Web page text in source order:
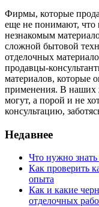
Фирмы, которые
еще не понимают, что
незнакомым
сложной бытовой
отделочных
продавцы-
материалов, которые
применения. В наших
могут, а порой и не
консультацию,
Недавнее
Что нужно
Как проверить
опыта
Как и какие
отделочных